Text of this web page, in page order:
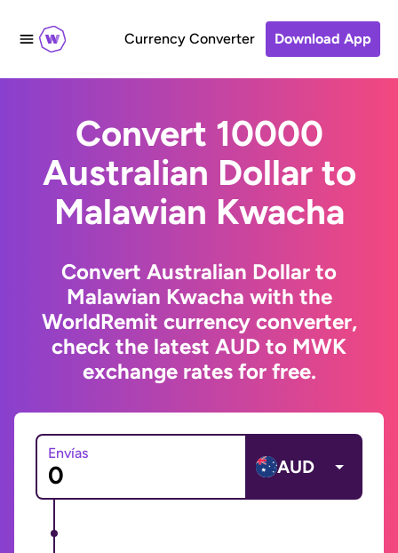
Currency Converter Download App
Convert 10000
Australian Dollar to
Malawian Kwacha
Convert Australian Dollar to
Malawian Kwacha with the
WorldRemit currency converter,
check the latest AUD to MWK
exchange rates for free.
Envías
AUD